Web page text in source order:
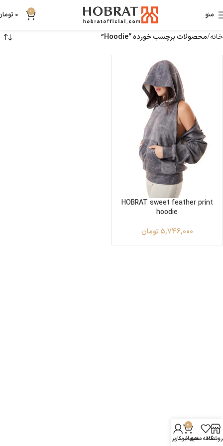
منو 0
0
خانه محصولات برچسب خورده “Hoodie”
HOBRAT sweet feather print
hoodie
5,746,000 تومان
علاقه مندی
0
سبد خرید
حساب کاربری من